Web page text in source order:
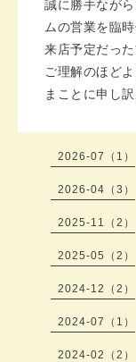
誠に勝手なが
ムの営業を臨
来店予定だっ
ご理解のほど
まことに申し訳
2026-07（1）
2026-04（3）
2025-11（2）
2025-05（2）
2024-12（2）
2024-07（1）
2024-02（2）